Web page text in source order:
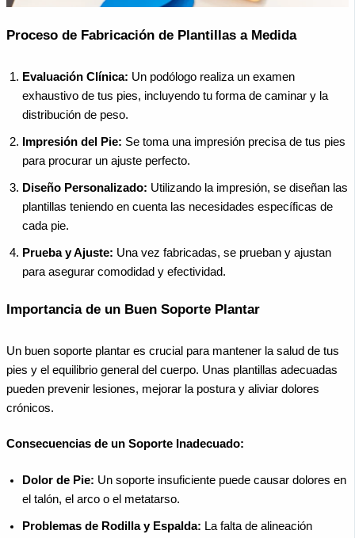
Proceso de Fabricación de Plantillas a Medida
Evaluación Clínica: Un podólogo realiza un examen
exhaustivo de tus pies, incluyendo tu forma de caminar y la
distribución de peso.
Impresión del Pie: Se toma una impresión precisa de tus pies
para procurar un ajuste perfecto.
Diseño Personalizado: Utilizando la impresión, se diseñan las
plantillas teniendo en cuenta las necesidades específicas de
cada pie.
Prueba y Ajuste: Una vez fabricadas, se prueban y ajustan
para asegurar comodidad y efectividad.
Importancia de un Buen Soporte Plantar
Un buen soporte plantar es crucial para mantener la salud de tus
pies y el equilibrio general del cuerpo. Unas plantillas adecuadas
pueden prevenir lesiones, mejorar la postura y aliviar dolores
crónicos.
Consecuencias de un Soporte Inadecuado:
Dolor de Pie: Un soporte insuficiente puede causar dolores en
el talón, el arco o el metatarso.
Problemas de Rodilla y Espalda: La falta de alineación